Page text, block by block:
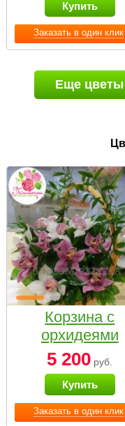
Заказать в один клик
Купить
Еще
Заказать в один клик
Корзина с
орхидеями
малая
5 200 руб.
Купить